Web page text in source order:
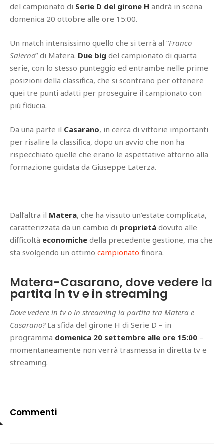
del campionato di Serie D del girone H andrà in scena
domenica 20 ottobre alle ore 15:00.
Un match intensissimo quello che si terrà al “Franco
Salerno” di Matera. Due big del campionato di quarta
serie, con lo stesso punteggio ed entrambe nelle prime
posizioni della classifica, che si scontrano per ottenere
quei tre punti adatti per proseguire il campionato con
più fiducia.
Da una parte il Casarano, in cerca di vittorie importanti
per risalire la classifica, dopo un avvio che non ha
rispecchiato quelle che erano le aspettative attorno alla
formazione guidata da Giuseppe Laterza.
Dall’altra il Matera, che ha vissuto un’estate complicata,
caratterizzata da un cambio di proprietà dovuto alle
difficoltà economiche della precedente gestione, ma che
sta svolgendo un ottimo campionato finora.
Matera-Casarano, dove vedere la
partita in tv e in streaming
Dove vedere in tv o in streaming la partita tra Matera e
Casarano?La sfida del girone H di Serie D – in
programma domenica 20 settembre alle ore 15:00 –
momentaneamente non verrà trasmessa in diretta tv e
streaming.
Commenti